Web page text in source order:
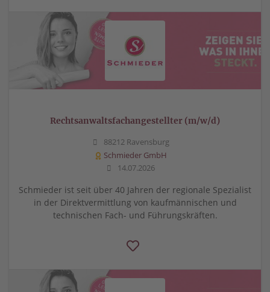
Rechtsanwaltsfachangestellter (m/w/d)
88212 Ravensburg
Schmieder GmbH
14.07.2026
Schmieder ist seit über 40 Jahren der regionale Spezialist
in der Direktvermittlung von kaufmännischen und
technischen Fach- und Führungskräften.